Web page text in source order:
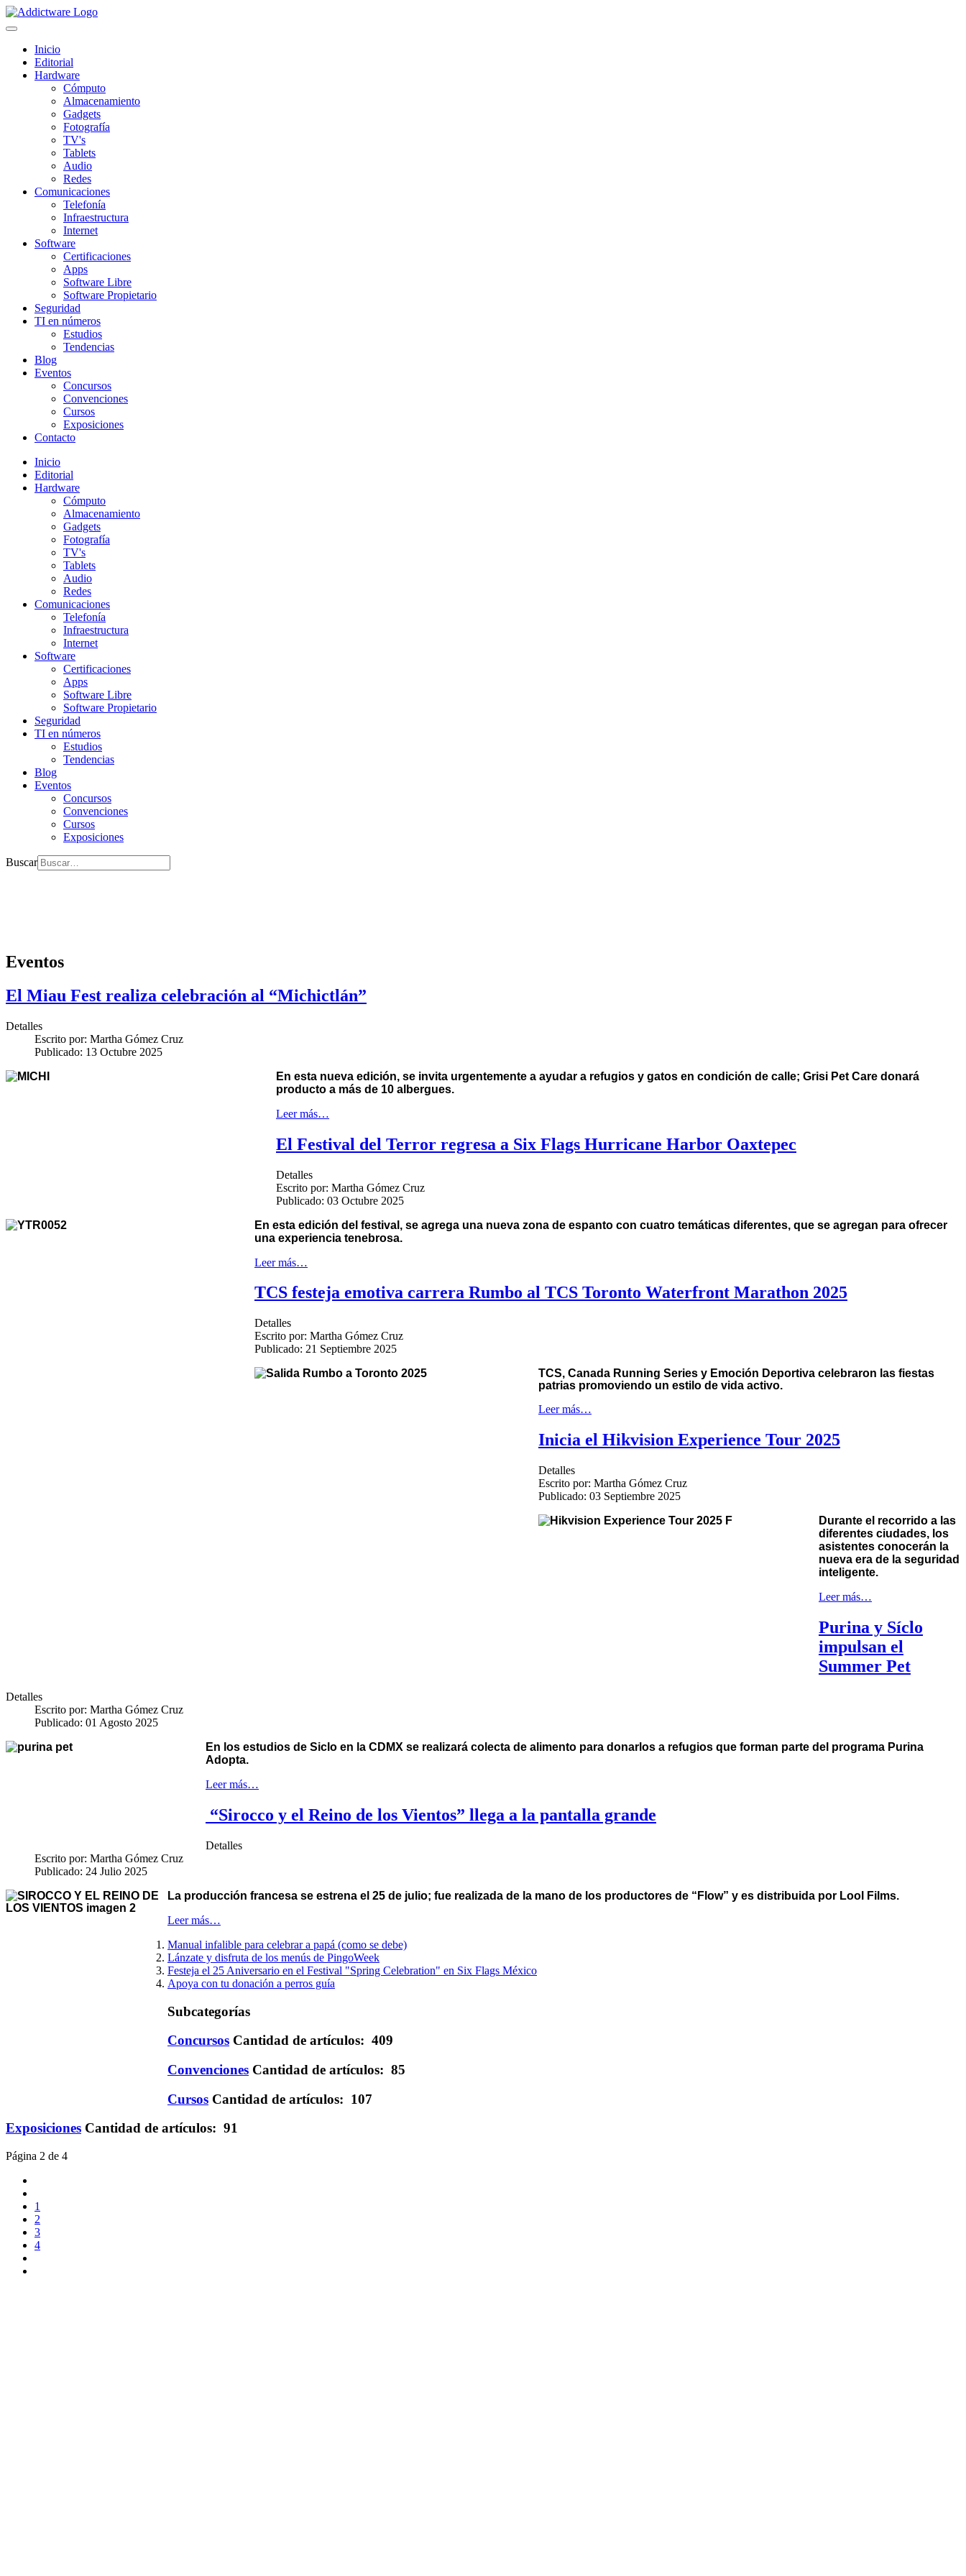
Inicio
Editorial
Hardware
Cómputo
Almacenamiento
Gadgets
Fotografía
TV's
Tablets
Audio
Redes
Comunicaciones
Telefonía
Infraestructura
Internet
Software
Certificaciones
Apps
Software Libre
Software Propietario
Seguridad
TI en números
Estudios
Tendencias
Blog
Eventos
Concursos
Convenciones
Cursos
Exposiciones
Contacto
Inicio
Editorial
Hardware
Cómputo
Almacenamiento
Gadgets
Fotografía
TV's
Tablets
Audio
Redes
Comunicaciones
Telefonía
Infraestructura
Internet
Software
Certificaciones
Apps
Software Libre
Software Propietario
Seguridad
TI en números
Estudios
Tendencias
Blog
Eventos
Concursos
Convenciones
Cursos
Exposiciones
Buscar
Eventos
El Miau Fest realiza celebración al “Michictlán”
Detalles
Escrito por: Martha Gómez Cruz
Publicado: 13 Octubre 2025
En esta nueva edición, se invita urgentemente a ayudar a refugios y gatos en condición de calle; Grisi Pet Care donará
producto a más de 10 albergues.
Leer más…
El Festival del Terror regresa a Six Flags Hurricane Harbor Oaxtepec
Detalles
Escrito por: Martha Gómez Cruz
Publicado: 03 Octubre 2025
En esta edición del festival, se agrega una nueva zona de espanto con cuatro temáticas diferentes, que se agregan para ofrecer
una experiencia tenebrosa.
Leer más…
TCS festeja emotiva carrera Rumbo al TCS Toronto Waterfront Marathon 2025
Detalles
Escrito por: Martha Gómez Cruz
Publicado: 21 Septiembre 2025
TCS, Canada Running Series y Emoción Deportiva celebraron las fiestas
patrias promoviendo un estilo de vida activo.
Leer más…
Inicia el Hikvision Experience Tour 2025
Detalles
Escrito por: Martha Gómez Cruz
Publicado: 03 Septiembre 2025
Durante el recorrido a las
diferentes ciudades, los
asistentes conocerán la
nueva era de la seguridad
inteligente.
Leer más…
Purina y Síclo
impulsan el
Summer Pet
Detalles
Escrito por: Martha Gómez Cruz
Publicado: 01 Agosto 2025
En los estudios de Siclo en la CDMX se realizará colecta de alimento para donarlos a refugios que forman parte del programa Purina
Adopta.
Leer más…
“Sirocco y el Reino de los Vientos” llega a la pantalla grande
Detalles
Escrito por: Martha Gómez Cruz
Publicado: 24 Julio 2025
La producción francesa se estrena el 25 de julio; fue realizada de la mano de los productores de “Flow” y es distribuida por Lool Films.
Leer más…
Manual infalible para celebrar a papá (como se debe)
Lánzate y disfruta de los menús de PingoWeek
Festeja el 25 Aniversario en el Festival "Spring Celebration" en Six Flags México
Apoya con tu donación a perros guía
Subcategorías
Concursos Cantidad de artículos: 409
Convenciones Cantidad de artículos: 85
Cursos Cantidad de artículos: 107
Exposiciones Cantidad de artículos: 91
Página 2 de 4
1
2
3
4